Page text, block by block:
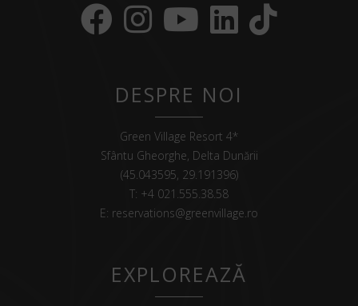
DESPRE NOI
Green Village Resort 4*
Sfântu Gheorghe, Delta Dunării
(45.043595, 29.191396)
T: +4 021.555.38.58
E: reservations@greenvillage.ro
EXPLOREAZĂ